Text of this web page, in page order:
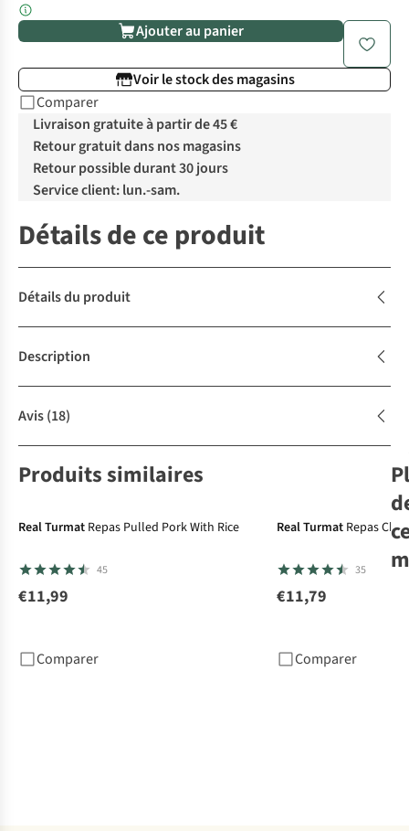
Ajouter au panier
Voir le stock des magasins
Comparer
Livraison gratuite à partir de 45 €
Retour gratuit dans nos magasins
Retour possible durant 30 jours
Service client: lun.-sam.
Détails de ce produit
Détails du produit
Description
Avis(18)
Produits similaires
Real Turmat Repas Pulled Pork With Rice
45
€11,99
Comparer
Real Turmat Repas
35
€11,79
Comparer